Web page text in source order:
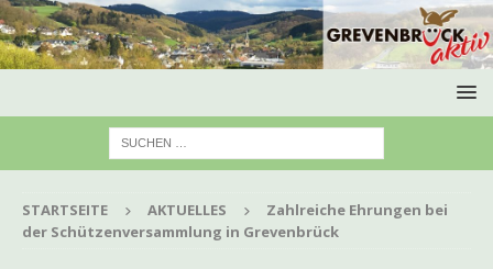
STARTSEITE AKTUELLES
Zahlreiche Ehrungen bei
der Schützenversammlung in Grevenbrück